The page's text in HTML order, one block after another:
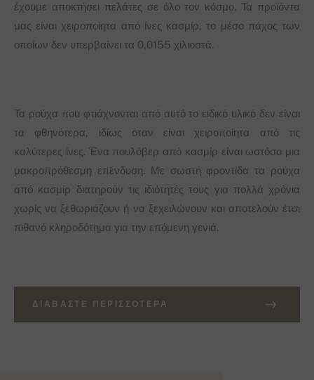
έχουμε αποκτήσει πελάτες σε όλο τον κόσμο. Τα προϊόντα
μας είναι χειροποίητα από ίνες κασμίρ, το μέσο πάχος των
οποίων δεν υπερβαίνει τα 0,0155 χιλιοστά.
Τα ρούχα που φτιάχνονται από αυτό το ειδικό υλικό δεν είναι
τα φθηνότερα, ιδίως όταν είναι χειροποίητα από τις
καλύτερες ίνες. Ένα πουλόβερ από κασμίρ είναι ωστόσο μια
μακροπρόθεσμη επένδυση. Με σωστή φροντίδα τα ρούχα
από κασμίρ διατηρούν τις ιδιότητές τους για πολλά χρόνια
χωρίς να ξεθωριάζουν ή να ξεχειλώνουν και αποτελούν έτσι
πιθανό κληροδότημα για την επόμενη γενιά.
ΔΙΑΒΆΣΤΕ ΠΕΡΙΣΣΌΤΕΡΑ